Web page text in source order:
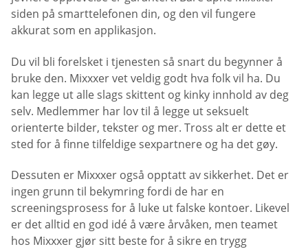
siden på smarttelefonen din, og den vil fungere
akkurat som en applikasjon.
Du vil bli forelsket i tjenesten så snart du begynner å
bruke den. Mixxxer vet veldig godt hva folk vil ha. Du
kan legge ut alle slags skittent og kinky innhold av deg
selv. Medlemmer har lov til å legge ut seksuelt
orienterte bilder, tekster og mer. Tross alt er dette et
sted for å finne tilfeldige sexpartnere og ha det gøy.
Dessuten er Mixxxer også opptatt av sikkerhet. Det er
ingen grunn til bekymring fordi de har en
screeningsprosess for å luke ut falske kontoer. Likevel
er det alltid en god idé å være årvåken, men teamet
hos Mixxxer gjør sitt beste for å sikre en trygg